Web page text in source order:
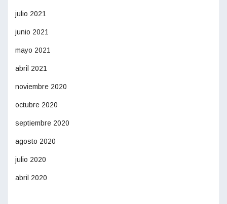
julio 2021
junio 2021
mayo 2021
abril 2021
noviembre 2020
octubre 2020
septiembre 2020
agosto 2020
julio 2020
abril 2020